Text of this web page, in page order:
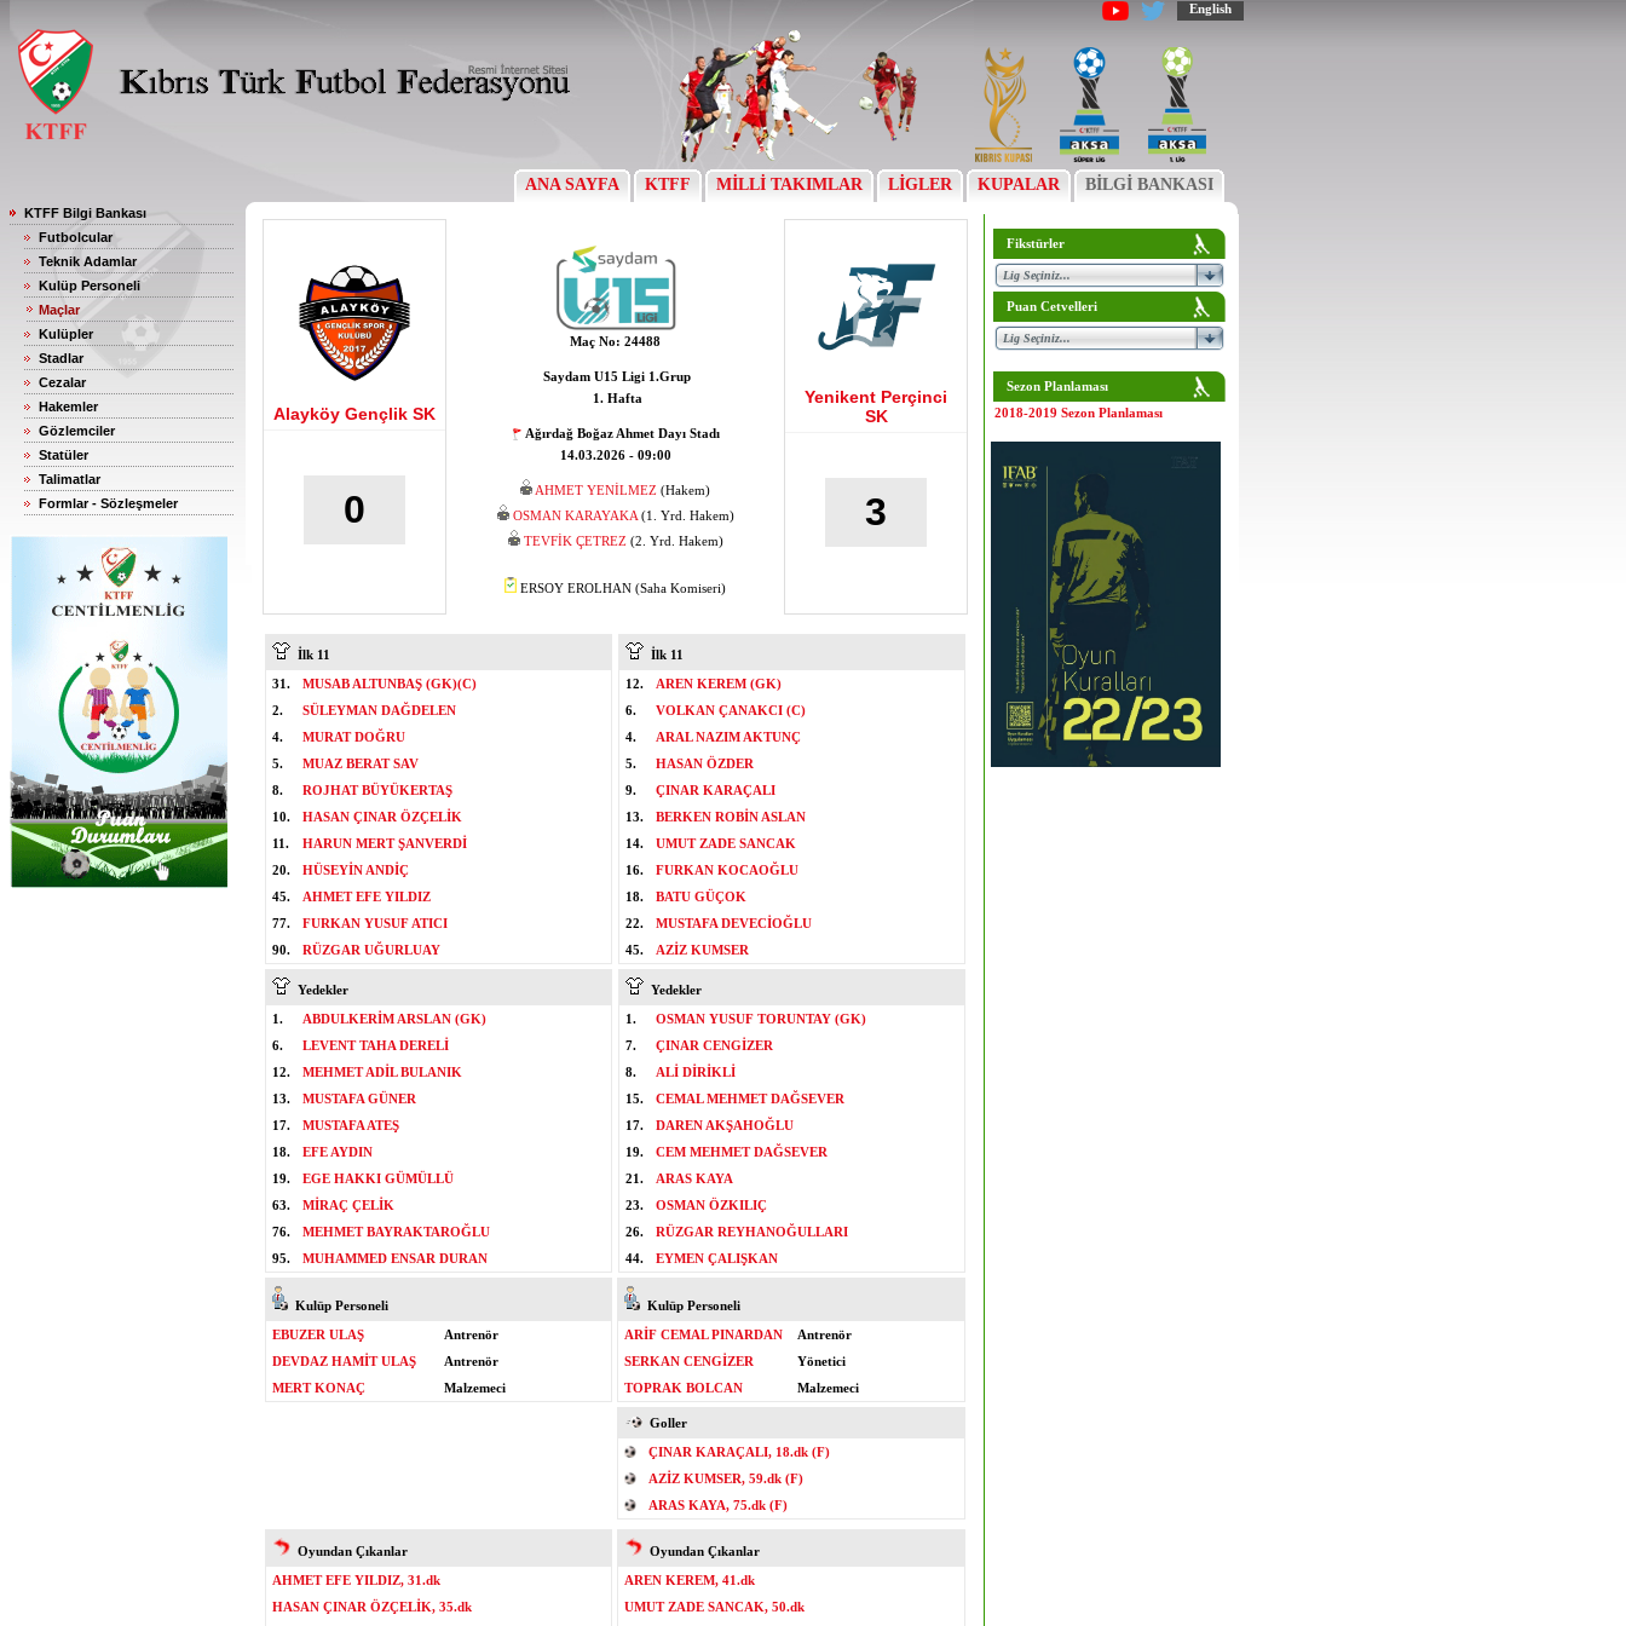
English
ANA SAYFA KTFF MİLLİ TAKIMLAR LİGLER KUPALAR BİLGİ BANKASI
KTFF Bilgi Bankası
Futbolcular
Teknik Adamlar
Kulüp Personeli
Maçlar
Kulüpler
Stadlar
Cezalar
Hakemler
Gözlemciler
Statüler
Talimatlar
Formlar - Sözleşmeler
Alayköy Gençlik SK
0
Maç No: 24488
Saydam U15 Ligi 1.Grup
1. Hafta
Ağırdağ Boğaz Ahmet Dayı Stadı
14.03.2026 - 09:00
AHMET YENİLMEZ (Hakem)
OSMAN KARAYAKA(1. Yrd. Hakem)
TEVFİK ÇETREZ (2. Yrd. Hakem)
ERSOY EROLHAN (Saha Komiseri)
Yenikent Perçinci
SK
3
İlk 11
31.
MUSAB ALTUNBAŞ (GK)(C)
2.
SÜLEYMAN DAĞDELEN
4.
MURAT DOĞRU
5.
MUAZ BERAT SAV
8.
ROJHAT BÜYÜKERTAŞ
10.
HASAN ÇINAR ÖZÇELİK
11.
HARUN MERT ŞANVERDİ
20.
HÜSEYİN ANDİÇ
45.
AHMET EFE YILDIZ
77.
FURKAN YUSUF ATICI
90.
RÜZGAR UĞURLUAY
İlk 11
12.
AREN KEREM (GK)
6.
VOLKAN ÇANAKCI (C)
4.
ARAL NAZIM AKTUNÇ
5.
HASAN ÖZDER
9.
ÇINAR KARAÇALI
13.
BERKEN ROBİN ASLAN
14.
UMUT ZADE SANCAK
16.
FURKAN KOCAOĞLU
18.
BATU GÜÇOK
22.
MUSTAFA DEVECİOĞLU
45.
AZİZ KUMSER
Yedekler
1.
ABDULKERİM ARSLAN (GK)
6.
LEVENT TAHA DERELİ
12.
MEHMET ADİL BULANIK
13.
MUSTAFA GÜNER
17.
MUSTAFA ATEŞ
18.
EFE AYDIN
19.
EGE HAKKI GÜMÜLLÜ
63.
MİRAÇ ÇELİK
76.
MEHMET BAYRAKTAROĞLU
95.
MUHAMMED ENSAR DURAN
Yedekler
1.
OSMAN YUSUF TORUNTAY (GK)
7.
ÇINAR CENGİZER
8.
ALİ DİRİKLİ
15.
CEMAL MEHMET DAĞSEVER
17.
DAREN AKŞAHOĞLU
19.
CEM MEHMET DAĞSEVER
21.
ARAS KAYA
23.
OSMAN ÖZKILIÇ
26.
RÜZGAR REYHANOĞULLARI
44.
EYMEN ÇALIŞKAN
Kulüp Personeli
EBUZER ULAŞ
Antrenör
DEVDAZ HAMİT ULAŞ
Antrenör
MERT KONAÇ
Malzemeci
Kulüp Personeli
ARİF CEMAL PINARDAN
Antrenör
SERKAN CENGİZER
Yönetici
TOPRAK BOLCAN
Malzemeci
Goller
ÇINAR KARAÇALI, 18.dk (F)
AZİZ KUMSER, 59.dk (F)
ARAS KAYA, 75.dk (F)
Oyundan Çıkanlar
AHMET EFE YILDIZ, 31.dk
HASAN ÇINAR ÖZÇELİK, 35.dk
Oyundan Çıkanlar
AREN KEREM, 41.dk
UMUT ZADE SANCAK, 50.dk
Fikstürler
Puan Cetvelleri
Sezon Planlaması
2018-2019 Sezon Planlaması